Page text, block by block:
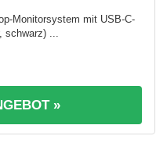
Monitorsystem mit USB-C-
...
»